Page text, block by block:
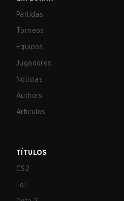
Partidas
Torneos
Equipos
Jugadores
Noticias
Authors
Artículos
TÍTULOS
CS2
LoL